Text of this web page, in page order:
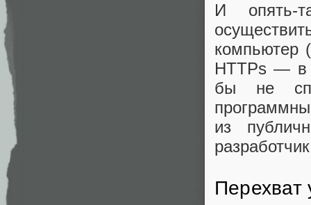
И опять-
компьютер
HTTPs — в
бы не
из
Перехват